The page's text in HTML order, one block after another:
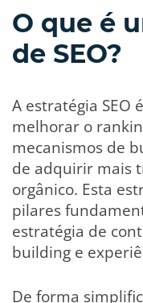
O que é
de SEO?
A estratégia SEO
melhorar o
mecanismos de
de adquirir mais
orgânico. Esta
pilares
estratégia de
building e
De forma